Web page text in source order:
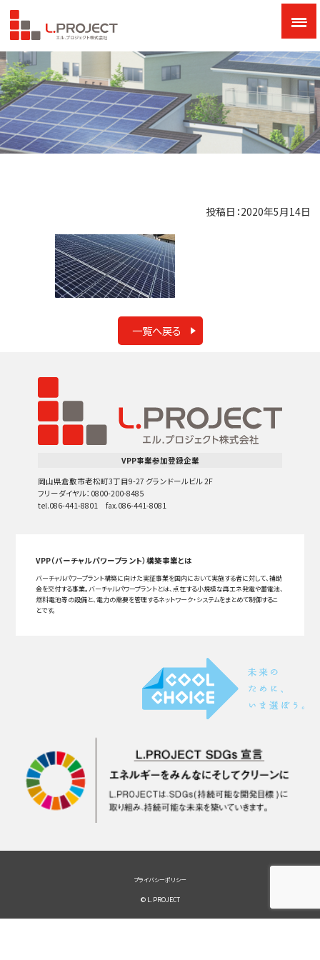
投稿日：2020年5月14日
一覧へ戻る
VPP事業参加登録企業
岡山県倉敷市老松町3丁目9-27 グランドールビル 2F
フリーダイヤル：0800-200-8485
tel.086-441-8801 fax.086-441-8081
VPP（バーチャルパワープラント）構築事業とは
バーチャルパワープラント構築に向けた実証事業を国内において実施する者に対して、補助
金を交付する事業。バーチャルパワープラントとは、点在する小規模な再エネ発電や蓄電池、
燃料電池等の設備と、電力の需要を管理するネットワーク・システムをまとめて制御するこ
とです。
プライバシーポリシー
© L.PROJECT